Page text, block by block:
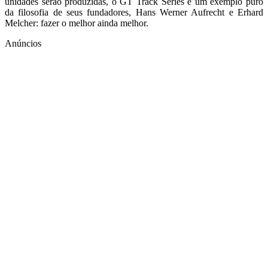
da filosofia de seus fundadores, Hans Werner Aufrecht e Erhard
Melcher: fazer o melhor ainda melhor.
Anúncios